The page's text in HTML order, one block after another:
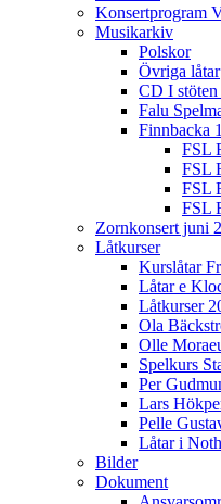
Konsertprogram
Musikarkiv
Polskor
Övriga låtar
CD I stöten
Falu
Finnbacka
FSL
FSL
FSL
FSL
Zornkonsert juni
Låtkurser
Kurslåtar
Låtar e
Låtkurser
Ola
Olle
Spelkurs
Per
Lars
Pelle
Låtar i
Bilder
Dokument